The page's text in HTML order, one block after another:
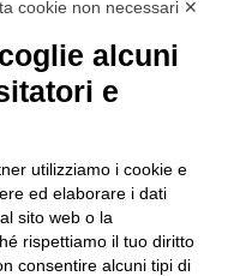
cookie non necessari ✕
alcuni
e
utilizziamo i cookie e
ed elaborare i dati
sito web o la
rispettiamo il tuo diritto
consentire alcuni tipi di